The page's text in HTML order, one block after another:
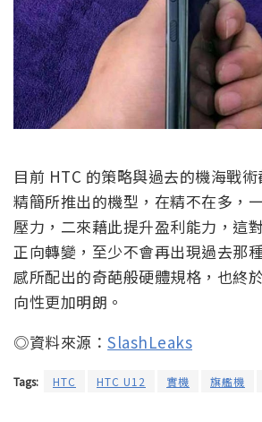
目前 HTC 的策略與過去的機海戰
精簡所推出的機型，在精不在多，
壓力，二來藉此提升盈利能力，這
正向轉變，至少不會再出現過去那
感所配出的奇葩般硬體規格，也終
向性更加明朗。
◎資料來源： SlashLeaks
Tags: HTC HTC U12 實機 旗艦機